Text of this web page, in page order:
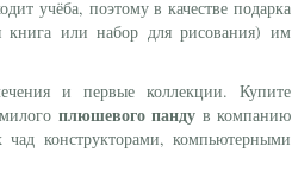
учёба, поэтому в качестве подарка
книга или набор для рисования) им
и первые коллекции. Купите
плюшевого панду в компанию
конструкторами, компьютерными